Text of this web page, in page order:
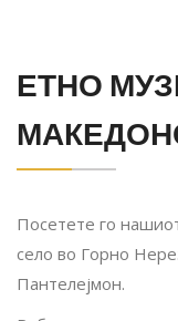
ЕТНО
Посетете го
село во Горно
Пантелејмон.